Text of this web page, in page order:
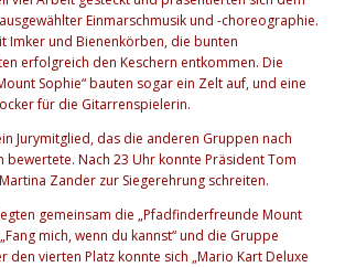
Einmarschmusik und -choreographie.
Imker und Bienenkörben, die bunten
erfolgreich den Keschern entkommen. Die
Sophie“ bauten sogar ein Zelt auf, und eine
für die Gitarrenspielerin.
Jurymitglied, das die anderen Gruppen nach
bewertete. Nach 23 Uhr konnte Präsident Tom
Zander zur Siegerehrung schreiten.
gemeinsam die „Pfadfinderfreunde Mount
mich, wenn du kannst“ und die Gruppe
den vierten Platz konnte sich „Mario Kart Deluxe